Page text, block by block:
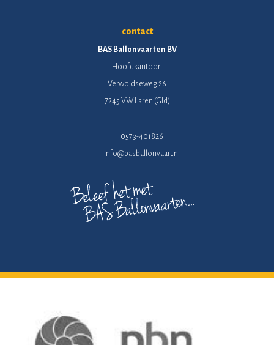
contact
BAS Ballonvaarten BV
Hoofdkantoor:
Verwoldseweg 26
7245 VW Laren (Gld)
0573-401826
info@basballonvaart.nl